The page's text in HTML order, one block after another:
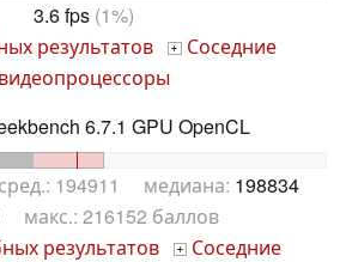
3.6 fps (1%)
результатов + Соседние
видеопроцессоры
6.7.1 GPU OpenCL
194911 медиана: 198834
макс.: 216152 баллов
результатов +
Соседние